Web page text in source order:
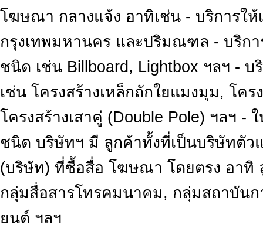
โฆษณา กลางแจ้ง อาทิเช่น - บริการใ
กรุงเทพมหานคร และปริมณฑล - บริก
ชนิด เช่น Billboard, Lightbox ฯลฯ -
เช่น โครงสร้างเหล็กถักใยแมงมุม, โคร
โครงสร้างเสาคู่ (Double Pole) ฯลฯ
ชนิด บริษัทฯ มี ลูกค้าทั้งที่เป็นบริษัทตั
(บริษัท) ที่ซื้อสื่อ โฆษณา โดยตรง อาทิ
กลุ่มสื่อสารโทรคมนาคม, กลุ่มสถาบัน
ยนต์ ฯลฯ